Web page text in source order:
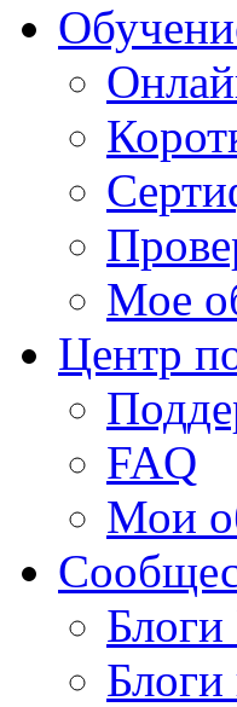
Мое
Центр
FAQ
Мои
Блоги
Блоги